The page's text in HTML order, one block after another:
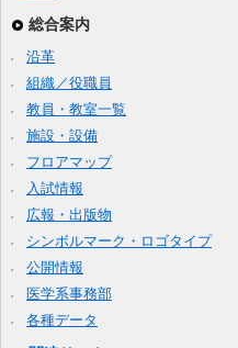
総合案内
沿革
組織／役職員
教員・教室一覧
施設・設備
フロアマップ
入試情報
広報・出版物
シンボルマーク・ロゴタイプ
公開情報
医学系事務部
各種データ